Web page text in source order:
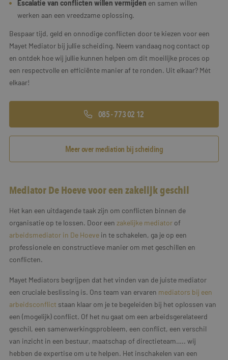
Escalatie van conflicten willen vermijden en samen willen
werken aan een vreedzame oplossing.
Bespaar tijd, geld en onnodige conflicten door te kiezen voor een
Mayet Mediator bij jullie scheiding. Neem vandaag nog contact op
en ontdek hoe wij jullie kunnen helpen om dit moeilijke proces op
een respectvolle en efficiënte manier af te ronden. Uit elkaar? Mét
elkaar!
085 - 773 02 12
Meer over mediation bij scheiding
Mediator De Hoeve voor een zakelijk geschil
Het kan een uitdagende taak zijn om conflicten binnen de
organisatie op te lossen. Door een zakelijke mediator of
arbeidsmediator in De Hoeve in te schakelen, ga je op een
professionele en constructieve manier om met geschillen en
conflicten.
Mayet Mediators begrijpen dat het vinden van de juiste mediator
een cruciale beslissing is. Ons team van ervaren mediators bij een
arbeidsconflict staan klaar om je te begeleiden bij het oplossen van
een (mogelijk) conflict. Of het nu gaat om een arbeidsgerelateerd
geschil, een samenwerkingsprobleem, een conflict, een verschil
van inzicht in een bestuur, maatschap of directieteam….. wij
hebben de expertise om u te helpen. Het inschakelen van een